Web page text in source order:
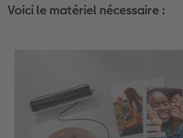
Exemples
Coffeetable Book
Accessoires
Accessoires
Tableau photo
Multi-déco
Conseils
Boîte cadeau photo
Carte cadeau CEWE
Boîte à friandises
Voici le matériel nécessaire :